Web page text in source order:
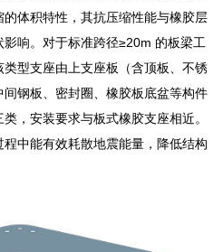
体积特性，其抗压缩性能与橡胶层
响。对于标准跨径≥20m 的板梁工
型支座由上支座板（含顶板、不锈
钢板、密封圈、橡胶板底盆等构件
，安装要求与板式橡胶支座相近。
中能有效耗散地震能量，降低结构